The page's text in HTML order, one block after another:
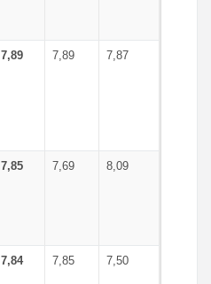
7,89 7,89 7,87
7,85 7,69 8,09
7,84 7,85 7,50